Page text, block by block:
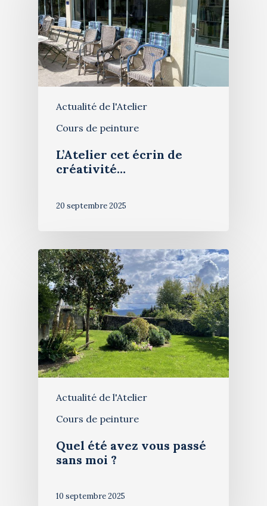
Actualité de l'Atelier
Cours de peinture
L’Atelier cet écrin de
créativité…
20 septembre 2025
Actualité de l'Atelier
Cours de peinture
Quel été avez vous passé
sans moi ?
10 septembre 2025